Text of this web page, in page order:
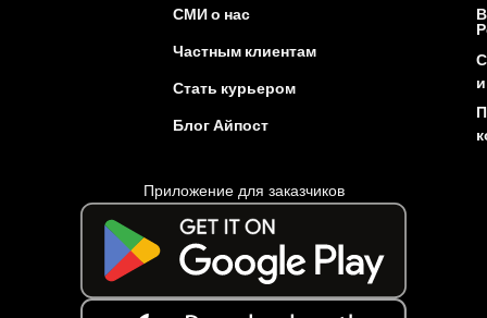
СМИ о нас
Частным клиентам
Стать курьером
Блог Айпост
Приложение для заказчиков